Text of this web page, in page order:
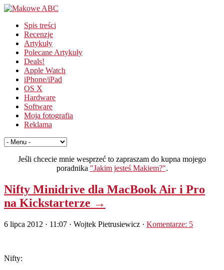
Spis treści
Recenzje
Artykuły
Polecane Artykuły
Deals!
Apple Watch
iPhone/iPad
OS X
Hardware
Software
Moja fotografia
Reklama
Jeśli chcecie mnie wesprzeć to zapraszam do kupna mojego
poradnika "Jakim jesteś Makiem?".
Nifty Minidrive dla MacBook Air i Pro
na Kickstarterze →
6 lipca 2012 · 11:07 · Wojtek Pietrusiewicz · Komentarze: 5
Nifty: